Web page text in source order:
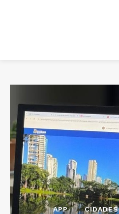
APP CIDADES